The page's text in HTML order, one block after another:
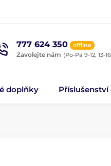
777 624 350 offline
Zavolejte nám (Po-Pá 9-12, 13-
doplňky Příslušenství